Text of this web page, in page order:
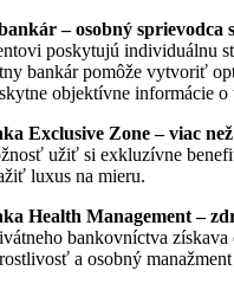
– osobný sprievodca
poskytujú individuálnu
bankár pomôže vytvoriť
objektívne informácie o
Exclusive Zone – viac
užiť si exkluzívne
luxus na mieru.
Health Management –
bankovníctva získava
a osobný